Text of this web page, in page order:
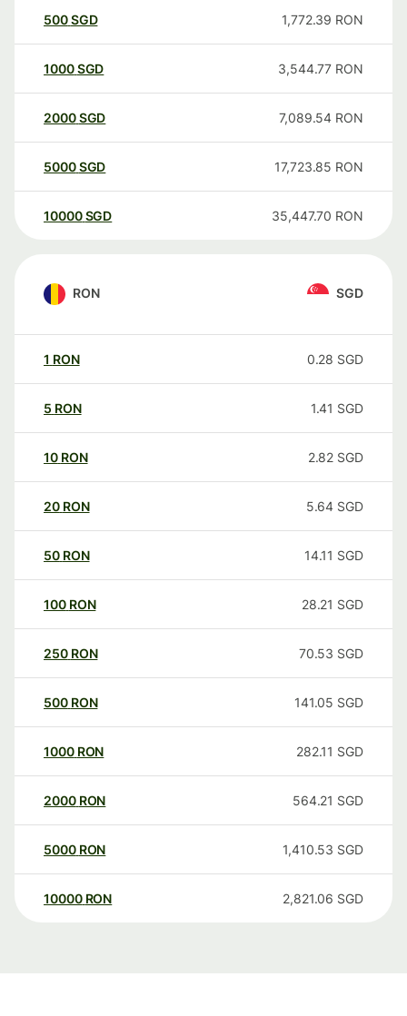
500SGD 1,772.39 RON
1000SGD 3,544.77 RON
2000SGD 7,089.54 RON
5000SGD 17,723.85 RON
10000 SGD 35,447.70 RON
RON SGD
1 RON 0.28 SGD
5 RON 1.41 SGD
10 RON 2.82 SGD
20 RON 5.64 SGD
50 RON 14.11 SGD
100 RON 28.21 SGD
250 RON 70.53 SGD
500 RON 141.05 SGD
1000 RON 282.11 SGD
2000 RON 564.21 SGD
5000 RON 1,410.53 SGD
10000 RON 2,821.06 SGD